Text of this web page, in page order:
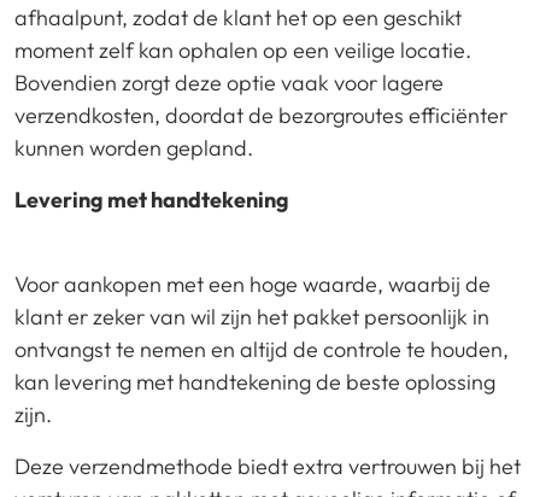
afhaalpunt, zodat de klant het op een geschikt
moment zelf kan ophalen op een veilige locatie.
Bovendien zorgt deze optie vaak voor lagere
verzendkosten, doordat de bezorgroutes efficiënter
kunnen worden gepland.
Levering met handtekening
Voor aankopen met een hoge waarde, waarbij de
klant er zeker van wil zijn het pakket persoonlijk in
ontvangst te nemen en altijd de controle te houden,
kan levering met handtekening de beste oplossing
zijn.
Deze verzendmethode biedt extra vertrouwen bij het